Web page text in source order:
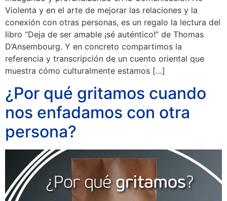
Violenta y en el arte de mejorar las relaciones y la
conexión con otras personas, es un regalo la lectura del
libro “Deja de ser amable ¡sé auténtico!” de Thomas
D’Ansembourg. Y en concreto compartimos la
referencia y transcripción de un cuento oriental que
muestra cómo culturalmente estamos […]
¿Por qué gritamos cuando
nos enfadamos con otra
persona?